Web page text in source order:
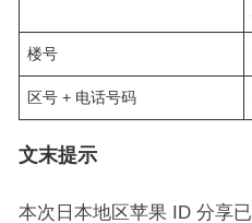
楼号
区号 + 电话号码
文末提示
本次日本地区苹果 ID 分享